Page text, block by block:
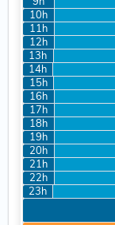
10h
11h
12h
13h
14h
15h
16h
17h
18h
19h
20h
21h
22h
23h